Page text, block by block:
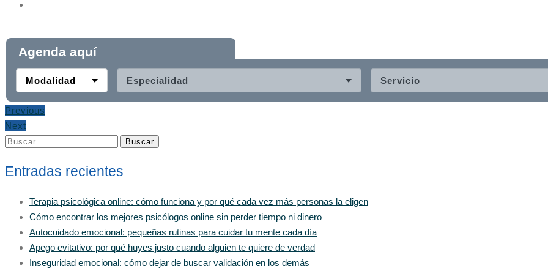
Agenda aquí
Modalidad Especialidad Servicio
Previous
Next
Buscar:
Entradas recientes
Terapia psicológica online: cómo funciona y por qué cada vez más personas la eligen
Cómo encontrar los mejores psicólogos online sin perder tiempo ni dinero
Autocuidado emocional: pequeñas rutinas para cuidar tu mente cada día
Apego evitativo: por qué huyes justo cuando alguien te quiere de verdad
Inseguridad emocional: cómo dejar de buscar validación en los demás